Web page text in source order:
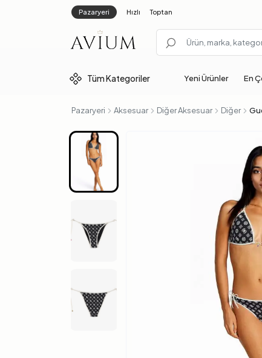
Pazaryeri Hızlı Toptan
TümKategoriler Yeni Ürünler En
Pazaryeri Aksesuar Diğer Aksesuar Diğer